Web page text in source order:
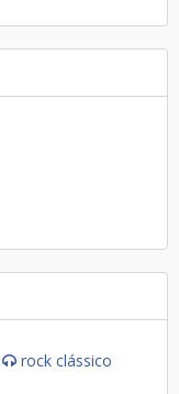
rock clássico